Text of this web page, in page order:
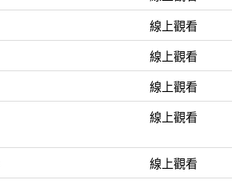
線上觀看
線上觀看
線上觀看
線上觀看
線上觀看